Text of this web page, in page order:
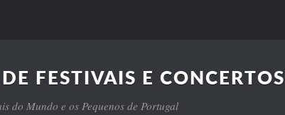
FESTIVAIS E CONCERTOS
do Mundo e os Pequenos de Portugal